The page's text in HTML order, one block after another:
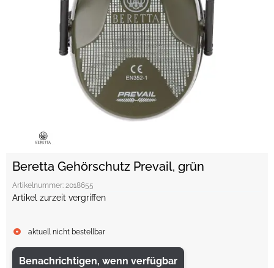
Beretta Gehörschutz Prevail, grün
Artikelnummer: 2018655
Artikel zurzeit vergriffen
aktuell nicht bestellbar
Benachrichtigen, wenn verfügbar